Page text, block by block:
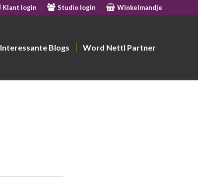
Klant login Studio login Winkelmandje
Interessante Blogs Word Nettl Partner